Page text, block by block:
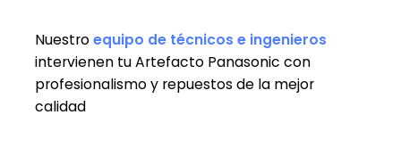
Nuestroequipo de técnicos e ingenieros
intervienen tu Artefacto Panasonic con
profesionalismo y repuestos de la mejor
calidad